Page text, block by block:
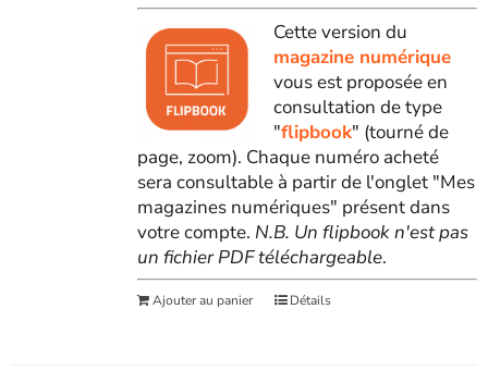
Cette version du
magazine numérique
vous est proposée en
consultation de type
"flipbook" (tourné de
page, zoom). Chaque numéro acheté
sera consultable à partir de l'onglet "Mes
magazines numériques" présent dans
votre compte. N.B. Un flipbook n'est pas
un fichier PDF téléchargeable.
Ajouter au panier Détails